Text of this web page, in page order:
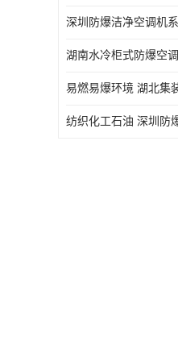
湖南水冷柜式防爆空调